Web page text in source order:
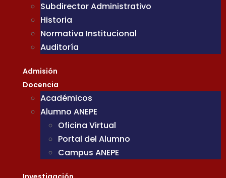
Subdirector Administrativo
Historia
Normativa Institucional
Auditoría
Admisión
Docencia
Académicos
Alumno ANEPE
Oficina Virtual
Portal del Alumno
Campus ANEPE